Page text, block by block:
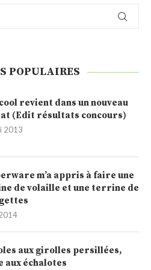
POPULAIRES
revient dans un nouveau
(Edit résultats concours)
2013
m’a appris à faire une
de volaille et une terrine de
aux girolles persillées,
aux échalotes